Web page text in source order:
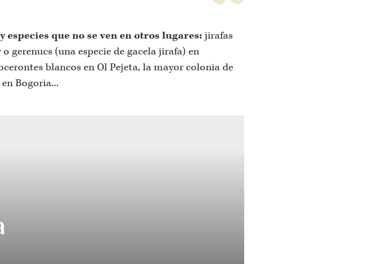
especies que no se ven en otros lugares: jirafas
gerenucs (una especie de gacela jirafa) en
blancos en Ol Pejeta, la mayor colonia de
Bogoria...